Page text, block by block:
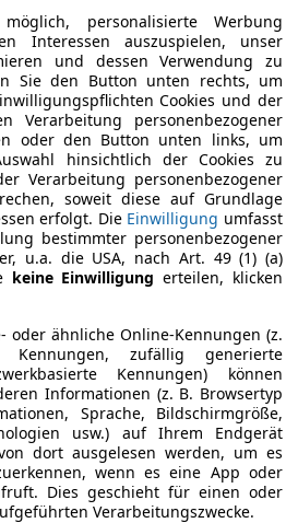
DSG Goal - 142 KW (193 PS) (Seit
2024/05) ▼
142 kW (193 PS)
h) 7,7s
h) 220 km/h
400 nm
Diesel
4
Automatik
Allrad permanent
4539 mm
1656 mm
personalisierte Werbung
Interessen auszuspielen, unser
und dessen Verwendung zu
Sie den Button unten rechts, um
Cookies und der
Verarbeitung personenbezogener
oder den Button unten links, um
hinsichtlich der Cookies zu
Verarbeitung personenbezogener
soweit diese auf Grundlage
erfolgt. Die Einwilligung umfasst
bestimmter personenbezogener
u.a. die USA, nach Art. 49 (1) (a)
keine Einwilligung erteilen, klicken
oder ähnliche Online-Kennungen (z.
Kennungen, zufällig generierte
Kennungen) können
Informationen (z. B. Browsertyp
Sprache, Bildschirmgröße,
usw.) auf Ihrem Endgerät
dort ausgelesen werden, um es
wenn es eine App oder
Dies geschieht für einen oder
Verarbeitungszwecke.